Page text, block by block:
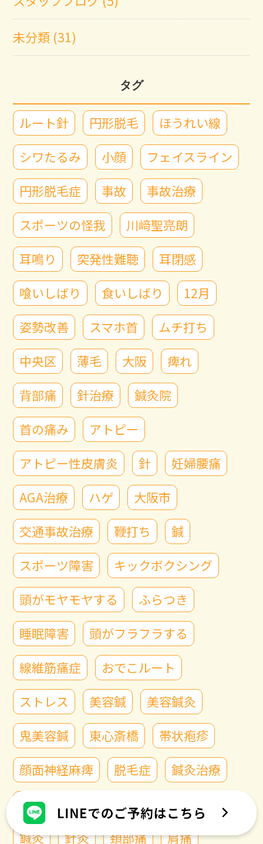
未分類 (31)
タグ
ルート針 円形脱毛
ほうれい線
シワたるみ
小顔
フェイスライン
円形脱毛症
事故
事故治療
スポーツの怪我
川﨑聖亮朗
耳鳴り
突発性難聴
耳閉感
喰いしばり
食いしばり
12月
姿勢改善
スマホ首
ムチ打ち
中央区
薄毛 大阪
痺れ
背部痛
針治療
鍼灸院
首の痛み
アトピー
アトピー性皮膚炎
針
妊婦腰痛
AGA治療
ハゲ
大阪市
交通事故治療
鞭打ち
鍼
スポーツ障害
キックボクシング
頭がモヤモヤする
ふらつき
睡眠障害
頭がフラフラする
線維筋痛症
おでこルート
ストレス
美容鍼
美容鍼灸
鬼美容鍼
東心斎橋
帯状疱疹
顔面神経麻痺
脱毛症
鍼灸治療
ルート鍼
島之内
はろ治療
鍼灸
針灸 頚部痛 肩痛